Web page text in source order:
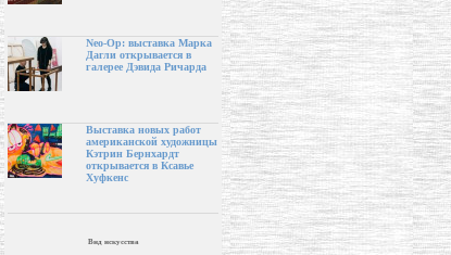
Neo-Op: выставка Марка
Дагли открывается в
галерее Дэвида Ричарда
Выставка новых работ
американской художницы
Кэтрин Бернхардт
открывается в Ксавье
Хуфкенс
Вид искусства